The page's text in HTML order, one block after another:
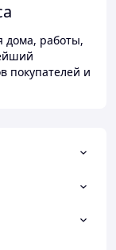
дома, работы,
покупателей и